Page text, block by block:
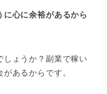
に心に余裕があるから
しょうか？副業で稼い
あるからです。